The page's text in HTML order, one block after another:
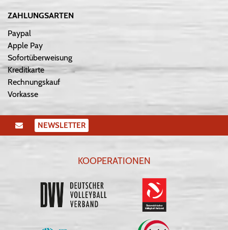
ZAHLUNGSARTEN
Paypal
Apple Pay
Sofortüberweisung
Kreditkarte
Rechnungskauf
Vorkasse
NEWSLETTER
KOOPERATIONEN